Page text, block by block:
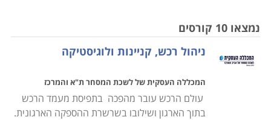
הנושאים הנלמדים בקורס הם ניהול המשאב האנושי, ניהול
איכות, ארגון ותפעול מלאי העסק, ניהול הצד הפיננסי,
עריכת חוזים ומציאת התאמה בין הצרכים של העסק ליכולת
התקציבית, שכן עסק שאינו מנהל את הרכש באופן תקין,
עשוי מהר מאוד להיקלע לקשיים שלעתים בלתי הפיכים.
נמצאו 10 קורסים
ניהול רכש, קניינות ולוגיסטיקה
המכללה העסקית של לשכת המסחר ת"א והמרכז
עולם הרכש עובר מהפכה בתפיסת מעמד הרכש
בתוך הארגון ושילובו בשרשרת ההספקה הארגונית.